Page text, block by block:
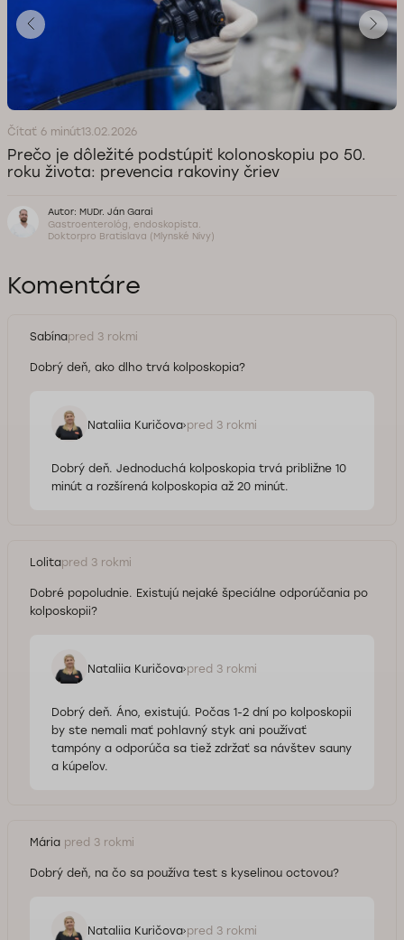
Čítať 6 minút13.02.2026
Prečo je dôležité podstúpiť kolonoskopiu po 50.
roku života: prevencia rakoviny čriev
Autor: MUDr. Ján Garai
Gastroenterológ, endoskopista.
Doktorpro Bratislava (Mlynské Nivy)
Komentáre
Sabínapred 3 rokmi
Dobrý deň, ako dlho trvá kolposkopia?
Nataliia Kuričova pred 3 rokmi
Dobrý deň. Jednoduchá kolposkopia trvá približne 10
minút a rozšírená kolposkopia až 20 minút.
Lolitapred 3 rokmi
Dobré popoludnie. Existujú nejaké špeciálne odporúčania po
kolposkopii?
Nataliia Kuričova pred 3 rokmi
Dobrý deň. Áno, existujú. Počas 1-2 dní po kolposkopii
by ste nemali mať pohlavný styk ani používať
tampóny a odporúča sa tiež zdržať sa návštev sauny
a kúpeľov.
Mária pred 3 rokmi
Dobrý deň, na čo sa používa test s kyselinou octovou?
Nataliia Kuričova pred 3 rokmi